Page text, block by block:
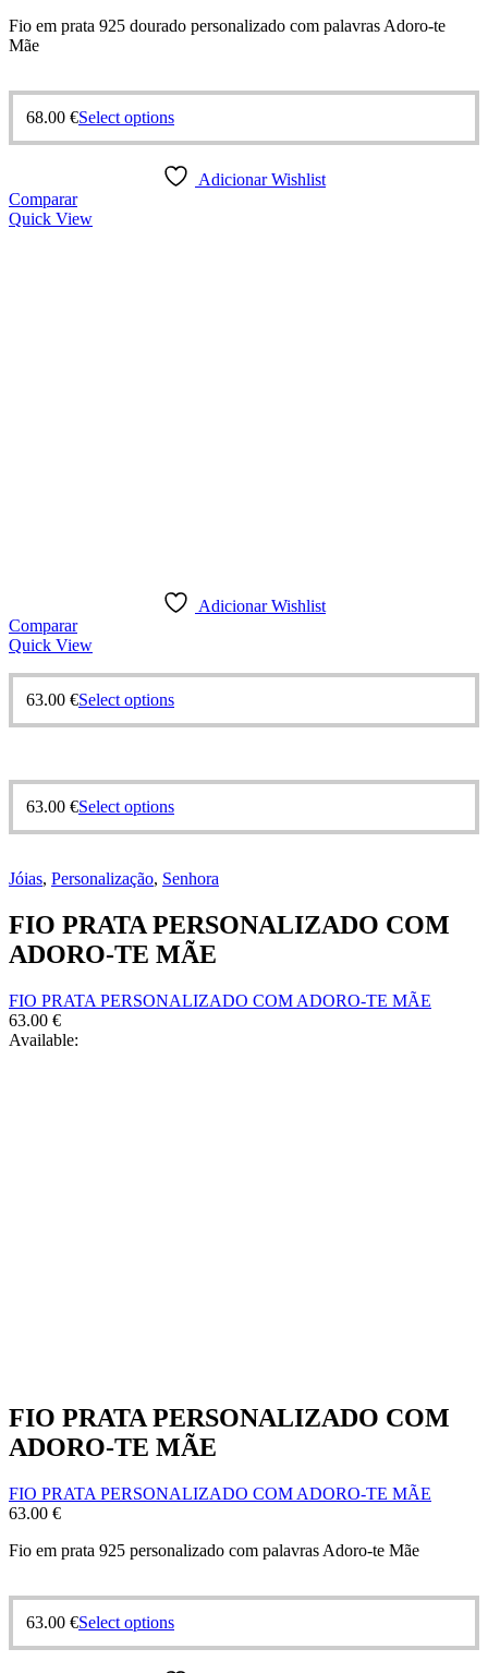
Fio em prata 925 dourado personalizado com palavras Adoro-te
Mãe
68.00 €Select options
Adicionar Wishlist
Comparar
Quick View
Adicionar Wishlist
Comparar
Quick View
63.00 €Select options
63.00 €Select options
Jóias, Personalização, Senhora
FIO PRATA PERSONALIZADO COM
ADORO-TE MÃE
FIO PRATA PERSONALIZADO COM ADORO-TE MÃE
63.00 €
Available:
FIO PRATA PERSONALIZADO COM
ADORO-TE MÃE
FIO PRATA PERSONALIZADO COM ADORO-TE MÃE
63.00 €
Fio em prata 925 personalizado com palavras Adoro-te Mãe
63.00 €Select options